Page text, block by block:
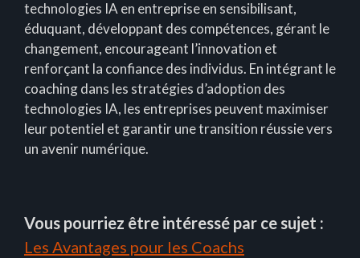
technologies IA en entreprise en sensibilisant,
éduquant, développant des compétences, gérant le
changement, encourageant l’innovation et
renforçant la confiance des individus. En intégrant le
coaching dans les stratégies d’adoption des
technologies IA, les entreprises peuvent maximiser
leur potentiel et garantir une transition réussie vers
un avenir numérique.
Vous pourriez être intéressé par ce sujet :
Les Avantages pour les Coachs